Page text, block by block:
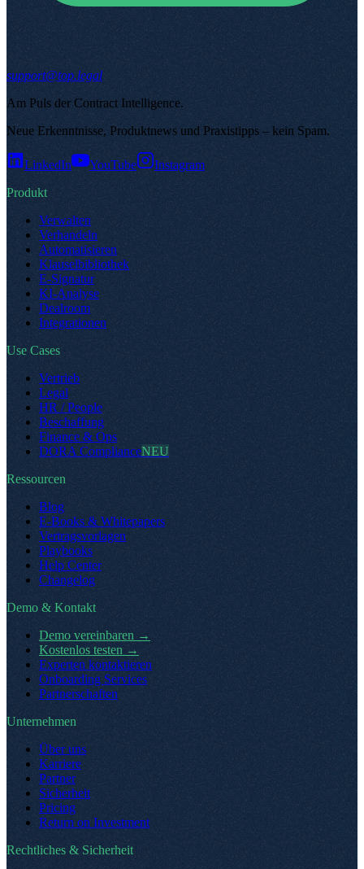
support@top.legal
Am Puls der Contract Intelligence.
Neue Erkenntnisse, Produktnews und Praxistipps – kein Spam.
LinkedIn YouTube
Instagram
Produkt
Verwalten
Verhandeln
Automatisieren
Klauselbibliothek
E-Signatur
KI-Analyse
Dealroom
Integrationen
Use Cases
Vertrieb
Legal
HR / People
Beschaffung
Finance & Ops
DORA ComplianceNEU
Ressourcen
Blog
E-Books & Whitepapers
Vertragsvorlagen
Playbooks
Help Center
Changelog
Demo & Kontakt
Demo vereinbaren →
Kostenlos testen →
Experten kontaktieren
Onboarding Services
Partnerschaften
Unternehmen
Über uns
Karriere
Partner
Sicherheit
Pricing
Return on Investment
Rechtliches & Sicherheit